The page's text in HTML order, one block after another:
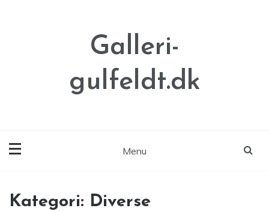
Galleri-
gulfeldt.dk
Menu
Kategori: Diverse